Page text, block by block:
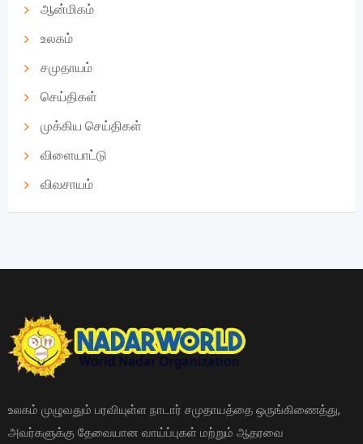
ஆன்மிகம்
உலகம்
சமுதாயம்
செய்திகள்
முக்கிய செய்திகள்
விளையாட்டு
விவசாயம்
உலகம் முழுவதும் பரவியுள்ள நாடார் சமுதாயத்தை ஒருங்கிணைத்து,
அவர்களுக்கு தேவையான வாய்ப்புகள் மற்றும் ஆதரவை